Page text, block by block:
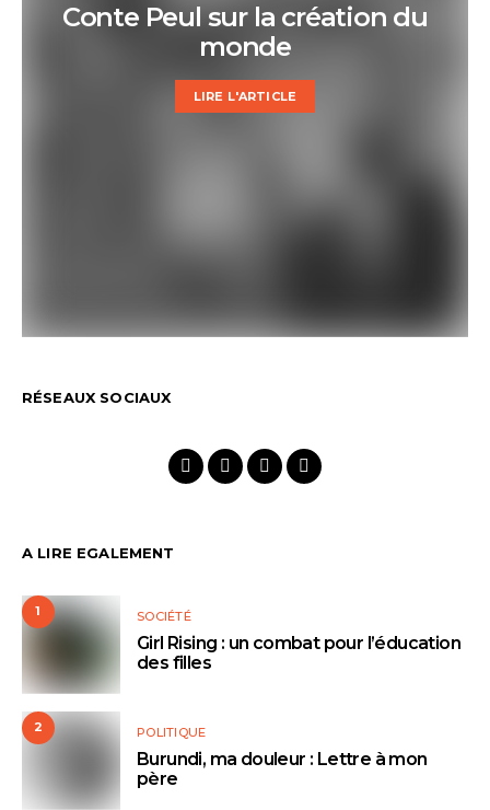
Conte Peul sur la création du
monde
LIRE L'ARTICLE
RÉSEAUX SOCIAUX
A LIRE EGALEMENT
1 SOCIÉTÉ
Girl Rising : un combat pour l’éducation
des filles
2 POLITIQUE
Burundi, ma douleur : Lettre à mon
père